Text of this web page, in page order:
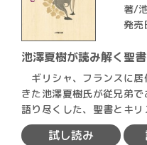
著/
発
池澤夏樹が読み解く聖
ギリシャ、フランスに居
きた池澤夏樹氏が従兄弟
語り尽くした、聖書とキ
行本刊行…
試し読み